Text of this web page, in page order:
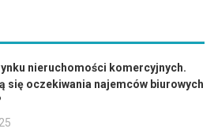
nieruchomości komercyjnych.
się oczekiwania najemców biurowych